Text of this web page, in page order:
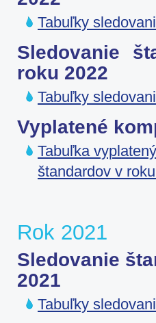
Tabuľky
Sledovanie
roku 2022
Tabuľky
Vyplatené
Tabuľka
štandardov v
Rok 2021
Sledovanie
2021
Tabuľky